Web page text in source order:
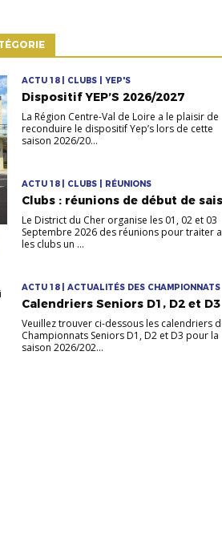
ACTU 18 | CLUBS | YEP'S
Dispositif YEP’S 2026/2027
La Région Centre-Val de Loire a le plaisir de
reconduire le dispositif Yep’s lors de cette
saison 2026/20...
ACTU 18 | CLUBS | RÉUNIONS
Clubs : réunions de début de
Le District du Cher organise les 01, 02 et 03
Septembre 2026 des réunions pour traiter
les clubs un ...
ACTU 18 | ACTUALITÉS DES CHAMPIONNATS
Calendriers Seniors D1, D2 et D3
Veuillez trouver ci-dessous les calendriers
Championnats Seniors D1, D2 et D3 pour la
saison 2026/202...